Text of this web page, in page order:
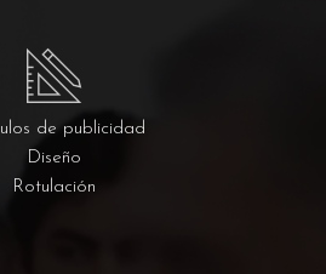
de publicidad
Diseño
Rotulación